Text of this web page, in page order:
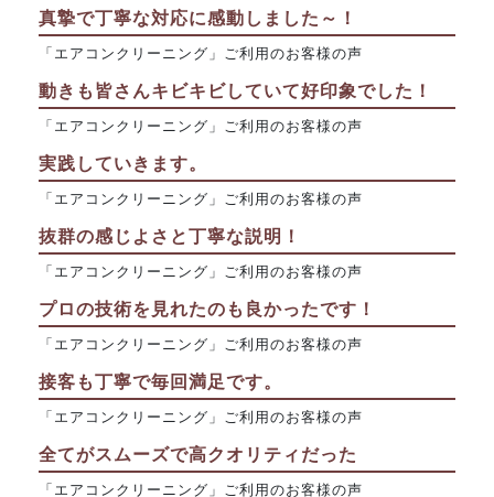
真摯で丁寧な対応に感動しました～！
「エアコンクリーニング」ご利用のお客様の声
動きも皆さんキビキビしていて好印象でした！
「エアコンクリーニング」ご利用のお客様の声
実践していきます。
「エアコンクリーニング」ご利用のお客様の声
抜群の感じよさと丁寧な説明！
「エアコンクリーニング」ご利用のお客様の声
プロの技術を見れたのも良かったです！
「エアコンクリーニング」ご利用のお客様の声
接客も丁寧で毎回満足です。
「エアコンクリーニング」ご利用のお客様の声
全てがスムーズで高クオリティだった
「エアコンクリーニング」ご利用のお客様の声